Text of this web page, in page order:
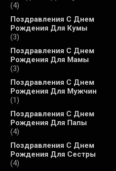
(4)
Поздравления С Днем
Рождения Для Кумы
(3)
Поздравления С Днем
Рождения Для Мамы
(3)
Поздравления С Днем
Рождения Для Мужчин
(1)
Поздравления С Днем
Рождения Для Папы
(4)
Поздравления С Днем
Рождения Для Сестры
(4)